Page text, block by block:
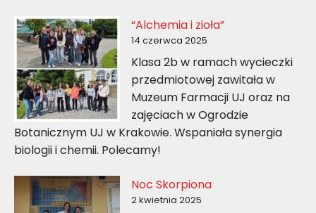
“Alchemia i zioła”
14 czerwca 2025
Klasa 2b w ramach wycieczki
przedmiotowej zawitała w
Muzeum Farmacji UJ oraz na
zajęciach w Ogrodzie
Botanicznym UJ w Krakowie. Wspaniała synergia
biologii i chemii. Polecamy!
Noc Skorpiona
2 kwietnia 2025